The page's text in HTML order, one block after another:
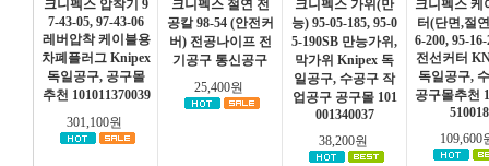
크니펙스 압착기 9
7-43-05, 97-43-06
레버압착 케이블용
차폐플러그 Knipex
독일공구, 공구몰
추천 101011370039
301,100원
크니펙스 절연 전
공칼 98-54 (안전커
버) 전공나이프 전
기공구 통신공구
25,400원
크니펙스 가위(만
능) 95-05-185, 95-0
5-190SB 만능가위,
막가위 Knipex 독
일공구, 수공구 작
업공구 공구몰 101
001340037
38,200원
크니펙스 케
터(단면,절
6-200, 95-
전선커터
독일공구,
공구몰추천
510018
109,600